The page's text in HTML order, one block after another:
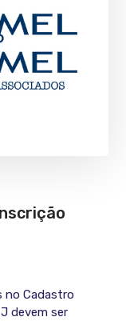
no Cadastro
devem ser